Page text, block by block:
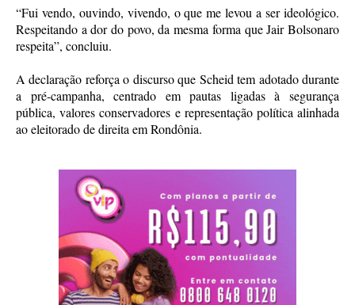
“Fui vendo, ouvindo, vivendo, o que me levou a ser ideológico.
Respeitando a dor do povo, da mesma forma que Jair Bolsonaro
respeita”, concluiu.
A declaração reforça o discurso que Scheid tem adotado durante
a pré-campanha, centrado em pautas ligadas à segurança
pública, valores conservadores e representação política alinhada
ao eleitorado de direita em Rondônia.